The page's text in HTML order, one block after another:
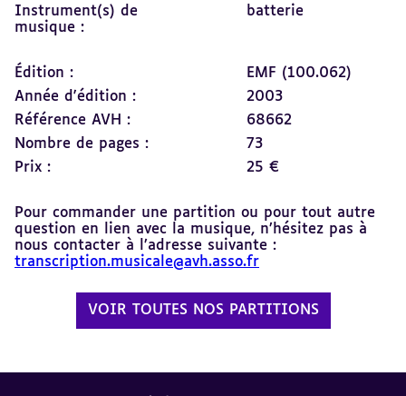
Instrument(s) de
musique :
batterie
Édition :
EMF (100.062)
Année d'édition :
2003
Référence AVH :
68662
Nombre de pages :
73
Prix :
25 €
Pour commander une partition ou pour tout autre
question en lien avec la musique, n’hésitez pas à
nous contacter à l’adresse suivante :
transcription.musicale@avh.asso.fr
VOIR TOUTES NOS PARTITIONS